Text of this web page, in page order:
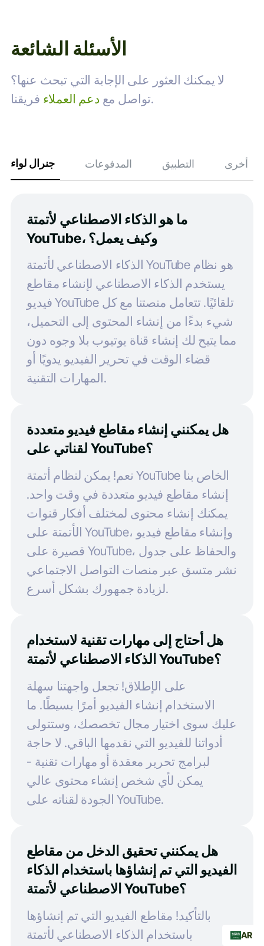
الأسئلة الشائعة
لا يمكنك العثور على الإجابة التي تبحث عنها؟
تواصل معدعم العملاء فريقنا.
جنرال لواء المدفوعات التطبيق أخرى
ما هو الذكاء الاصطناعي لأتمتة
YouTube، وكيف يعمل؟
الذكاء الاصطناعي لأتمتة YouTube هو نظام
يستخدم الذكاء الاصطناعي لإنشاء مقاطع
فيديو YouTube تلقائيًا. تتعامل منصتنا مع كل
شيء بدءًا من إنشاء المحتوى إلى التحميل،
مما يتيح لك إنشاء قناة يوتيوب بلا وجوه دون
قضاء الوقت في تحرير الفيديو يدويًا أو
المهارات التقنية.
هل يمكنني إنشاء مقاطع فيديو متعددة
لقناتي على YouTube؟
نعم! يمكن لنظام أتمتة YouTube الخاص بنا
إنشاء مقاطع فيديو متعددة في وقت واحد.
يمكنك إنشاء محتوى لمختلف أفكار قنوات
الأتمتة على YouTube، وإنشاء مقاطع فيديو
قصيرة على YouTube، والحفاظ على جدول
نشر متسق عبر منصات التواصل الاجتماعي
لزيادة جمهورك بشكل أسرع.
هل أحتاج إلى مهارات تقنية لاستخدام
الذكاء الاصطناعي لأتمتة YouTube؟
على الإطلاق! تجعل واجهتنا سهلة
الاستخدام إنشاء الفيديو أمرًا بسيطًا. ما
عليك سوى اختيار مجال تخصصك، وستتولى
أدواتنا للفيديو التي نقدمها الباقي. لا حاجة
لبرامج تحرير معقدة أو مهارات تقنية -
يمكن لأي شخص إنشاء محتوى عالي
الجودة لقناته على YouTube.
هل يمكنني تحقيق الدخل من مقاطع
الفيديو التي تم إنشاؤها باستخدام الذكاء
الاصطناعي لأتمتة YouTube؟
بالتأكيد! مقاطع الفيديو التي تم إنشاؤها
باستخدام الذكاء الاصطناعي لأتمتة
AR